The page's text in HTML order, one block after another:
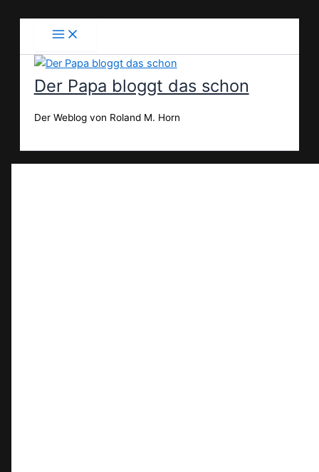
Der Papa bloggt das schon
Der Weblog von Roland M. Horn